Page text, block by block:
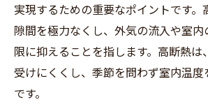
実現するための重要なポイントです。
隙間を極力なくし、外気の流入や室
限に抑えることを指します。高断熱は
受けにくくし、季節を問わず室内温
です。